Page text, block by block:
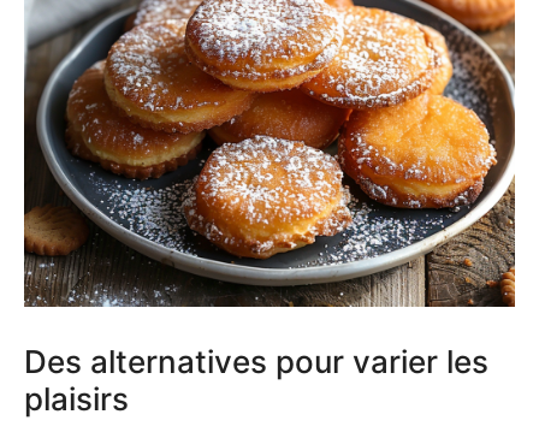
Des alternatives pour varier les
plaisirs